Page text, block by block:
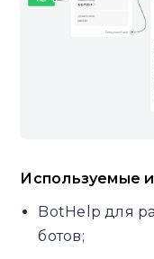
Используемые
BotHelp для
ботов;